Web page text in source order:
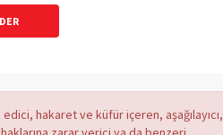
hakaret ve küfür içeren, aşağılayıcı,